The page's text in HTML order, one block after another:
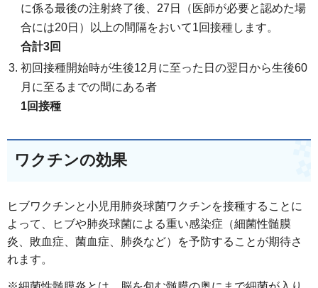
に係る最後の注射終了後、27日（医師が必要と認めた場
合には20日）以上の間隔をおいて1回接種します。
合計3回
初回接種開始時が生後12月に至った日の翌日から生後60
月に至るまでの間にある者
1回接種
ワクチンの効果
ヒブワクチンと小児用肺炎球菌ワクチンを接種することに
よって、ヒブや肺炎球菌による重い感染症（細菌性髄膜
炎、敗血症、菌血症、肺炎など）を予防することが期待さ
れます。